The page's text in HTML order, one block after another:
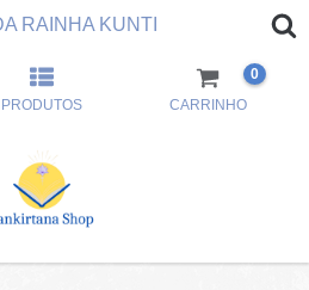
RAINHA KUNTI
PRODUTOS CARRINHO
0